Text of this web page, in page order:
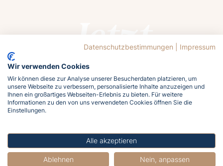
Jetzt
buchen
Lasst euch von der Ostsee rufen!
Meldet euch jetzt an und holt euch das
Meergefühl nach Hause!
Datenschutzbestimmungen Impressum
Wir verwenden Cookies
Wir können diese zur Analyse unserer Besucherdaten platzieren, um
unsere Webseite zu verbessern, personalisierte Inhalte anzuzeigen und
Ihnen ein großartiges Webseiten-Erlebnis zu bieten. Für weitere
Informationen zu den von uns verwendeten Cookies öffnen Sie die
Einstellungen.
Alle akzeptieren
Ablehnen Nein, anpassen